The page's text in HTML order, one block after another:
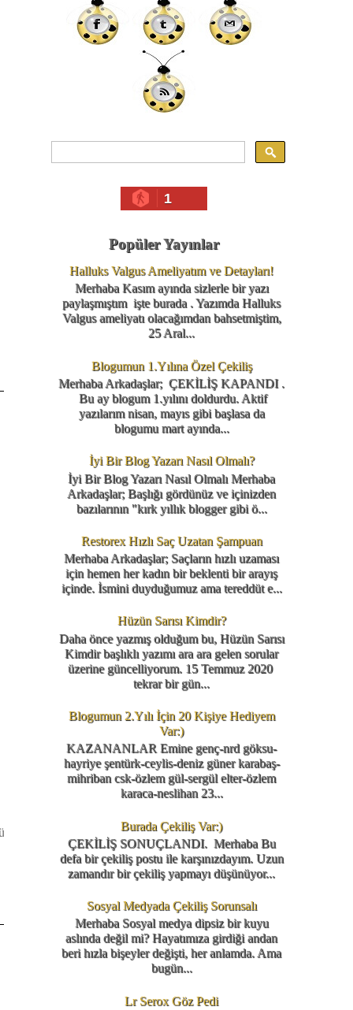
1
Popüler Yayınlar
Halluks Valgus Ameliyatım ve Detayları!
Merhaba Kasım ayında sizlerle bir yazı
paylaşmıştım işte burada . Yazımda Halluks
Valgus ameliyatı olacağımdan bahsetmiştim,
25 Aral...
Blogumun 1.Yılına Özel Çekiliş
Merhaba Arkadaşlar; ÇEKİLİŞ KAPANDI .
Bu ay blogum 1.yılını doldurdu. Aktif
yazılarım nisan, mayıs gibi başlasa da
blogumu mart ayında...
İyi Bir Blog Yazarı Nasıl Olmalı?
İyi Bir Blog Yazarı Nasıl Olmalı Merhaba
Arkadaşlar; Başlığı gördünüz ve içinizden
bazılarının "kırk yıllık blogger gibi ö...
Restorex Hızlı Saç Uzatan Şampuan
Merhaba Arkadaşlar; Saçların hızlı uzaması
için hemen her kadın bir beklenti bir arayış
içinde. İsmini duyduğumuz ama tereddüt e...
Hüzün Sarısı Kimdir?
Daha önce yazmış olduğum bu, Hüzün Sarısı
Kimdir başlıklı yazımı ara ara gelen sorular
üzerine güncelliyorum. 15 Temmuz 2020
tekrar bir gün...
Blogumun 2.Yılı İçin 20 Kişiye Hediyem
Var:)
KAZANANLAR Emine genç-nrd göksu-
hayriye şentürk-ceylis-deniz güner karabaş-
mihriban csk-özlem gül-sergül elter-özlem
karaca-neslihan 23...
Burada Çekiliş Var:)
ÇEKİLİŞ SONUÇLANDI. Merhaba Bu
defa bir çekiliş postu ile karşınızdayım. Uzun
zamandır bir çekiliş yapmayı düşünüyor...
Sosyal Medyada Çekiliş Sorunsalı
Merhaba Sosyal medya dipsiz bir kuyu
aslında değil mi? Hayatımıza girdiği andan
beri hızla bişeyler değişti, her anlamda. Ama
bugün...
Lr Serox Göz Pedi